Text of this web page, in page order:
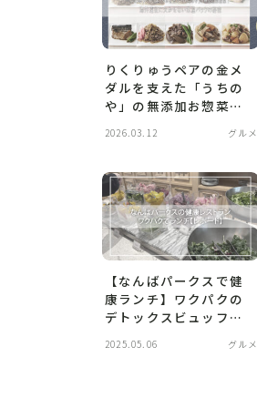
りくりゅうペアの金メ
ダルを支えた「うちの
や」の無添加お惣菜！
常温パックの秘密
2026.03.12 グルメ
【なんばパークスで健
康ランチ】ワクパクの
デトックスビュッフェ
かった件｜予約のコツ
2025.05.06 グルメ